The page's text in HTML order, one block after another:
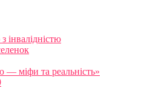
інвалідністю
— міфи та реальність»